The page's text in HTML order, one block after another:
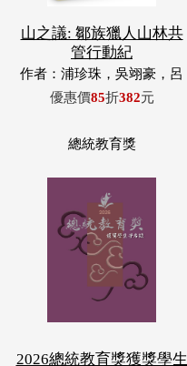
山之議: 鄒族獵人山林共
管行動紀
作者：浦珍珠，吳翊豪，呂
翊齊，張惠東，許玉青，王
優惠價85折382元
總統教育獎
2026總統教育獎獲獎學生